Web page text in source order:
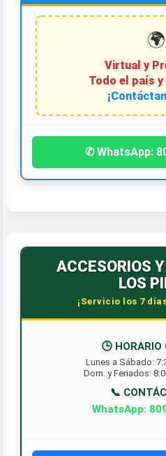
🌍
Virtual y
Todo el país
✆ WhatsApp:
ACCESORIOS
LOS
¡Servicio los 7
🕒 HORARIO
Lunes a Sábado:
Dom. y Feriados:
📞
WhatsApp: